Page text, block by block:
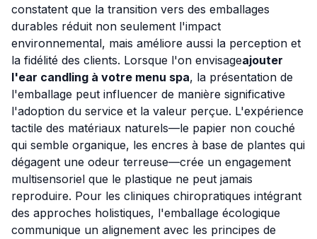
constatent que la transition vers des emballages
durables réduit non seulement l'impact
environnemental, mais améliore aussi la perception et
la fidélité des clients. Lorsque l'on envisageajouter
l'ear candling à votre menu spa, la présentation de
l'emballage peut influencer de manière significative
l'adoption du service et la valeur perçue. L'expérience
tactile des matériaux naturels—le papier non couché
qui semble organique, les encres à base de plantes qui
dégagent une odeur terreuse—crée un engagement
multisensoriel que le plastique ne peut jamais
reproduire. Pour les cliniques chiropratiques intégrant
des approches holistiques, l'emballage écologique
communique un alignement avec les principes de